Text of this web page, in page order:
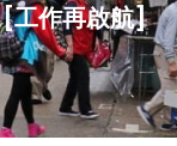
[工作再啟航]